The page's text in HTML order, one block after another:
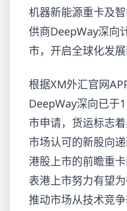
机器新能源重卡及
供商DeepWay深向
市，开启全球化发
根据XM外汇官网
DeepWay深向已于
市申请，货运标志
市场认可的新股向
港股上市的前瞻重
表港上市努力有望
推动市场从技术竞